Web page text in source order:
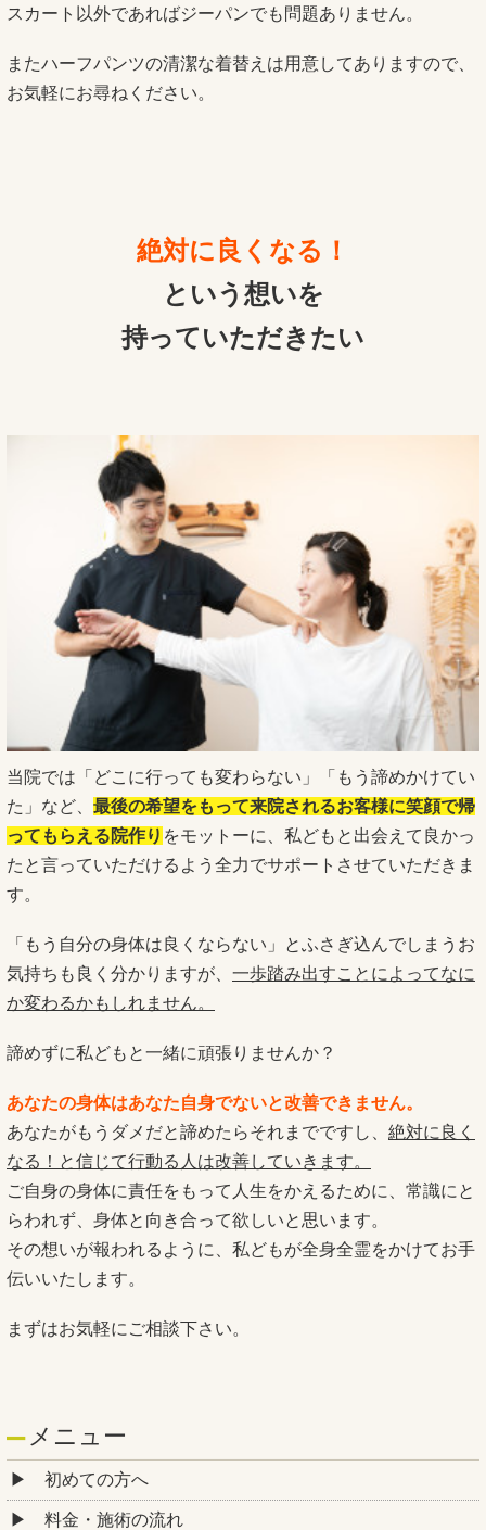
スカート以外であればジーパンでも問題ありません。
またハーフパンツの清潔な着替えは用意してありますので、
お気軽にお尋ねください。
絶対に良くなる！
という想いを
持っていただきたい
当院では「どこに行っても変わらない」「もう諦めかけてい
た」など、 最後の希望をもって来院されるお客様に笑顔で帰
ってもらえる院作り をモットーに、私どもと出会えて良かっ
たと言っていただけるよう全力でサポートさせていただきま
す。
「もう自分の身体は良くならない」とふさぎ込んでしまうお
気持ちも良く分かりますが、 一歩踏み出すことによってなに
か変わるかもしれません。
諦めずに私どもと一緒に頑張りませんか？
あなたの身体はあなた自身でないと改善できません。
あなたがもうダメだと諦めたらそれまでですし、 絶対に良く
なる！と信じて行動る人は改善していきます。
ご自身の身体に責任をもって人生をかえるために、常識にと
らわれず、身体と向き合って欲しいと思います。
その想いが報われるように、私どもが全身全霊をかけてお手
伝いいたします。
まずはお気軽にご相談下さい。
メニュー
初めての方へ
料金・施術の流れ